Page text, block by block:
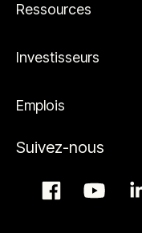
Ressources
Investisseurs
Emplois
Suivez-nous